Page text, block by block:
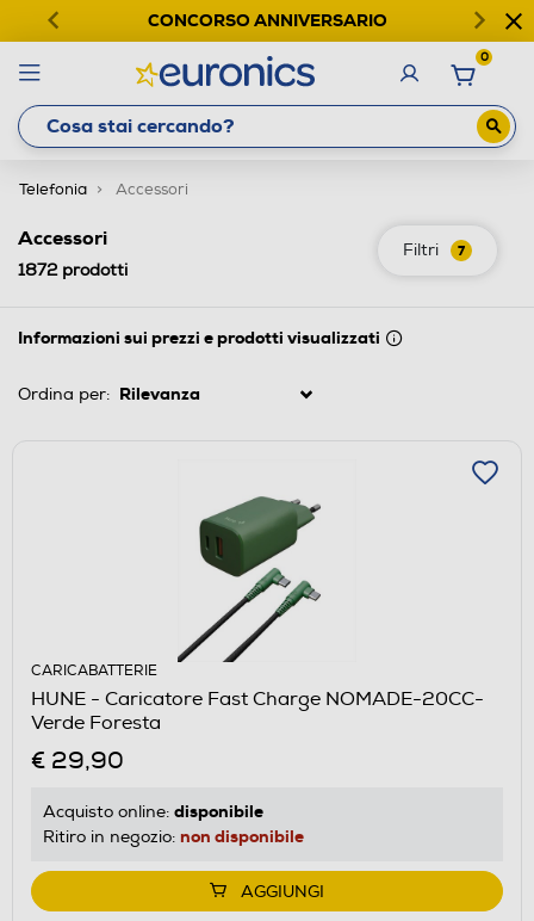
CONCORSO ANNIVERSARIO
0
Telefonia Accessori
Filtri 7
Accessori
1872prodotti
Informazioni sui prezzi e prodotti visualizzati
Ordina per:
CARICABATTERIE
HUNE - Caricatore Fast Charge NOMADE-20CC-
Verde Foresta
€ 29,90
Acquisto online: disponibile
Ritiro in negozio: non disponibile
AGGIUNGI